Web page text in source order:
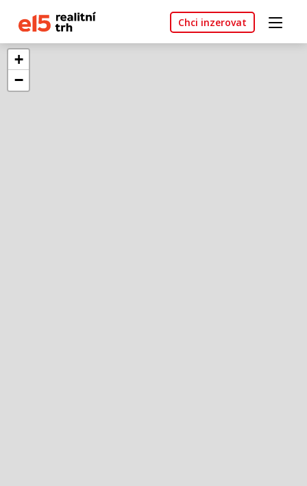
Chci inzerovat
+
−